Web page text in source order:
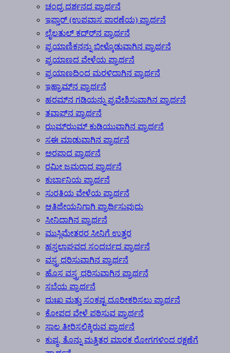
ಚಂದ್ರ ದರ್ಶನದ ಪ್ರಾರ್ಥನೆ
ಇಫ್ತಾರ್ (ಉಪವಾಸ ಪಾರಣೆಯ) ಪ್ರಾರ್ಥನೆ
ಲೈಲತುಲ್ ಕದ್ರ್‍ನ ಪ್ರಾರ್ಥನೆ
ಪ್ರಯಾಣಿಕನನ್ನು ಬೀಳ್ಕೊಡುವಾಗಿನ ಪ್ರಾರ್ಥನೆ
ಪ್ರಯಾಣದ ವೇಳೆಯ ಪ್ರಾರ್ಥನೆ
ಪ್ರಯಾಣದಿಂದ ಮರಳಿದಾಗಿನ ಪ್ರಾರ್ಥನೆ
ಇಹ್ರಾಮ್‍ನ ಪ್ರಾರ್ಥನೆ
ಹರಮ್‍ನ ಗಡಿಯನ್ನು ಪ್ರವೇಶಿಸುವಾಗಿನ ಪ್ರಾರ್ಥನೆ
ತವಾಫ್‍ನ ಪ್ರಾರ್ಥನೆ
ಝಮ್‍ಝಮ್ ಕುಡಿಯುವಾಗಿನ ಪ್ರಾರ್ಥನೆ
ಸಈ ಮಾಡುವಾಗಿನ ಪ್ರಾರ್ಥನೆ
ಅರಫಾದ ಪ್ರಾರ್ಥನೆ
ರಮೀ ಜಮರಾದ ಪ್ರಾರ್ಥನೆ
ಕುರ್ಬಾನಿಯ ಪ್ರಾರ್ಥನೆ
ಸುರತಿಯ ವೇಳೆಯ ಪ್ರಾರ್ಥನೆ
ಆತಿಥೇಯನಿಗಾಗಿ ಪ್ರಾರ್ಥಿಸುವುದು
ಸೀನಿದಾಗಿನ ಪ್ರಾರ್ಥನೆ
ಮುಸ್ಲಿಮೇತರರ ಸೀನಿಗೆ ಉತ್ತರ
ಹಸ್ತಲಾಘವದ ಸಂದರ್ಭದ ಪ್ರಾರ್ಥನೆ
ವಸ್ತ್ರ ಧರಿಸುವಾಗಿನ ಪ್ರಾರ್ಥನೆ
ಹೊಸ ವಸ್ತ್ರ ಧರಿಸುವಾಗಿನ ಪ್ರಾರ್ಥನೆ
ಸಭೆಯ ಪ್ರಾರ್ಥನೆ
ದುಃಖ ಮತ್ತು ಸಂಕಷ್ಟ ದೂರೀಕರಿಸಲು ಪ್ರಾರ್ಥನೆ
ಕೋಪದ ವೇಳೆ ಪಠಿಸುವ ಪ್ರಾರ್ಥನೆ
ಸಾಲ ತೀರಿಸಲಿಕ್ಕಿರುವ ಪ್ರಾರ್ಥನೆ
ಕುಷ್ಠ, ತೊನ್ನು ಮತ್ತಿತರ ಮಾರಕ ರೋಗಗಳಿಂದ ರಕ್ಷಣೆಗೆ